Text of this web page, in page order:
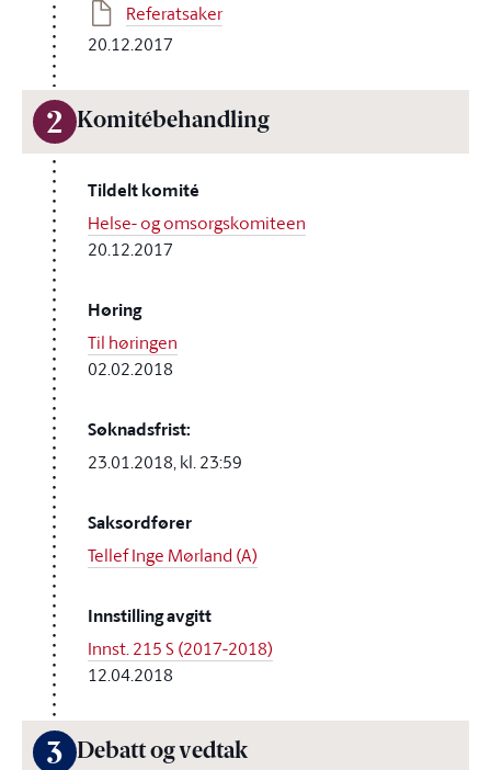
Referatsaker
20.12.2017
2 Komitébehandling
Tildelt komité
Helse- og omsorgskomiteen
20.12.2017
Høring
Til høringen
02.02.2018
Søknadsfrist:
23.01.2018, kl. 23:59
Saksordfører
Tellef Inge Mørland (A)
Innstilling avgitt
Innst. 215 S (2017-2018)
12.04.2018
3 Debatt og vedtak